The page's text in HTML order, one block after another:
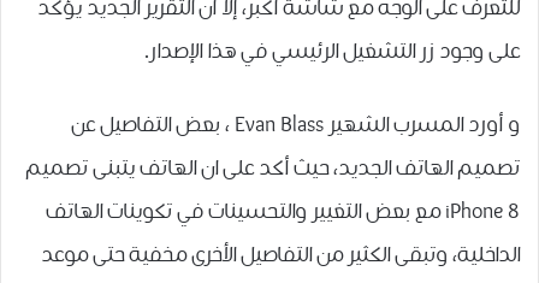
ﻟﻠﺘﻌﺮﻑ ﻋﻠﻰ ﺍﻟﻮﺟﻪ ﻣﻊ ﺷﺎﺷﺔ ﺃﻛﺒﺮ، ﺇﻻ ﺃﻥ ﺍﻟﺘﻘﺮﻳﺮ ﺍﻟﺠﺪﻳﺪ ﻳﺆﻛﺪ
ﻋﻠﻰ ﻭﺟﻮﺩ ﺯﺭ ﺍﻟﺘﺸﻐﻴﻞ ﺍﻟﺮﺋﻴﺴﻲ ﻓﻲ ﻫﺬﺍ ﺍﻹﺻﺪﺍﺭ.
و أورد المسرب ﺍﻟﺸﻬﻴﺮ Evan Blass ، بعض التفاصيل عن
تصميم الهاتف الجديد، حيث ﺃﻛﺪ ﻋﻠﻰ ان الهاتف ﻳﺘﺒﻨﻰ ﺗﺼﻤﻴﻢ
iPhone 8 ﻣﻊ ﺑﻌﺾ ﺍﻟﺘﻐﻴﻴﺮ ﻭﺍﻟﺘﺤﺴﻴﻨﺎﺕ ﻓﻲ ﺗﻜﻮﻳﻨﺎﺕ ﺍﻟﻬﺎﺗﻒ
ﺍﻟﺪﺍﺧﻠﻴﺔ، وتبقى الكثير من التفاصيل الأخرى مخفية حتى موعد